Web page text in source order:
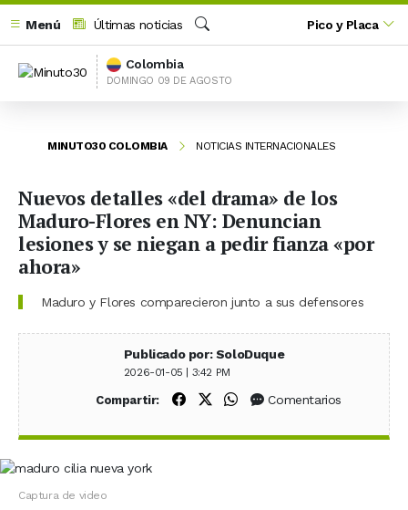
Menú
Últimas noticias
Buscar
Pico y Placa
Colombia
DOMINGO 09 DE AGOSTO
MINUTO30 COLOMBIA NOTICIAS INTERNACIONALES
Nuevos detalles «del drama» de los
Maduro-Flores en NY: Denuncian
lesiones y se niegan a pedir fianza «por
ahora»
Maduro y Flores comparecieron junto a sus defensores
Publicado por: SoloDuque
2026-01-05 | 3:42 PM
Compartir: Compartir en Facebook
Compartir en X (Twitter)
Compartir en WhatsApp
Comentarios
Captura de video